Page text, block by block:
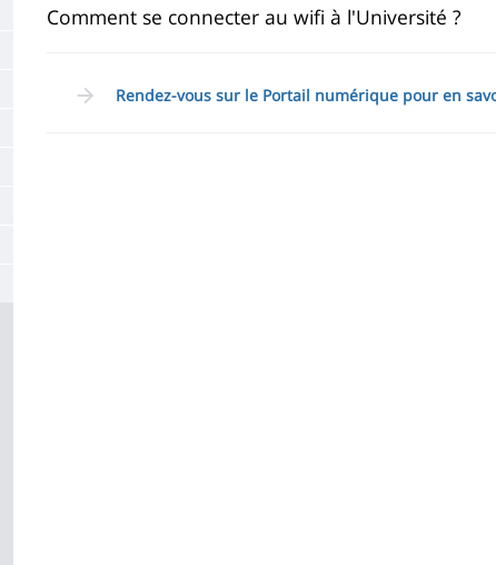
content
Contenu
Comment se connecter au wifi à l'Université ?
Rendez-vous sur le Portail numérique pour en